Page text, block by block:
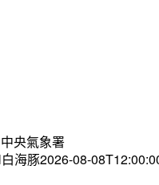
央氣象署
海豚2026-08-